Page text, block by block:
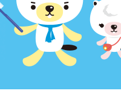
、
ます。
します。（一部除く）。